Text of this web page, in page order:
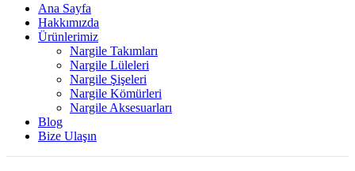
Ana Sayfa
Hakkımızda
Ürünlerimiz
Nargile Takımları
Nargile Lüleleri
Nargile Şişeleri
Nargile Kömürleri
Nargile Aksesuarları
Blog
Bize Ulaşın